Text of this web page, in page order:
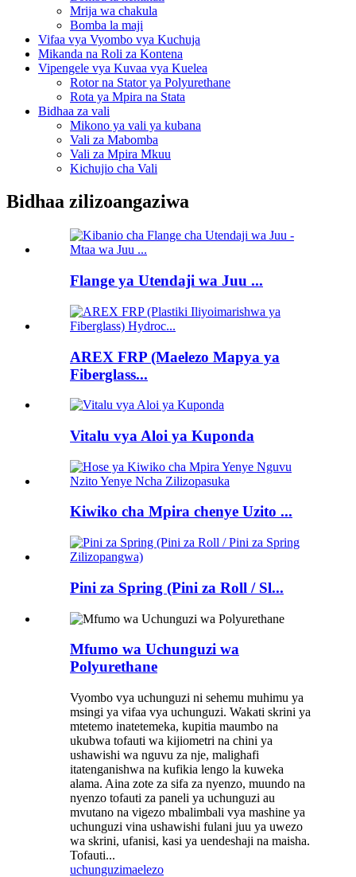
Mrija wa chakula
Bomba la maji
Vifaa vya Vyombo vya Kuchuja
Mikanda na Roli za Kontena
Vipengele vya Kuvaa vya Kuelea
Rotor na Stator ya Polyurethane
Rota ya Mpira na Stata
Bidhaa za vali
Mikono ya vali ya kubana
Vali za Mabomba
Vali za Mpira Mkuu
Kichujio cha Vali
Bidhaa zilizoangaziwa
Flange ya Utendaji wa Juu ...
AREX FRP (Maelezo Mapya ya
Fiberglass...
Vitalu vya Aloi ya Kuponda
Kiwiko cha Mpira chenye Uzito ...
Pini za Spring (Pini za Roll / Sl...
Mfumo wa Uchunguzi wa
Polyurethane
Vyombo vya uchunguzi ni sehemu muhimu ya
msingi ya vifaa vya uchunguzi. Wakati skrini ya
mtetemo inatetemeka, kupitia maumbo na
ukubwa tofauti wa kijiometri na chini ya
ushawishi wa nguvu za nje, malighafi
itatenganishwa na kufikia lengo la kuweka
alama. Aina zote za sifa za nyenzo, muundo na
nyenzo tofauti za paneli ya uchunguzi au
mvutano na vigezo mbalimbali vya mashine ya
uchunguzi vina ushawishi fulani juu ya uwezo
wa skrini, ufanisi, kasi ya uendeshaji na maisha.
Tofauti...
uchunguzimaelezo